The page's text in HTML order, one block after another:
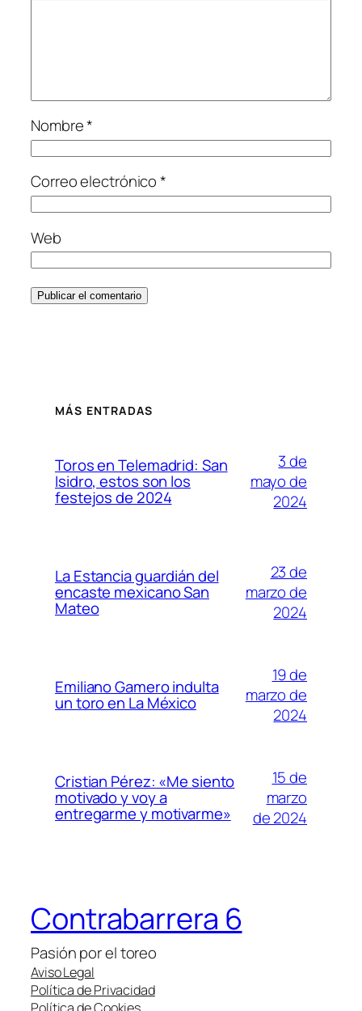
Nombre*
Correo electrónico*
Web
MÁS ENTRADAS
Toros en Telemadrid: San
Isidro, estos son los
festejos de 2024
3 de
mayo de
2024
La Estancia guardián del
encaste mexicano San
Mateo
23 de
marzo de
2024
Emiliano Gamero indulta
un toro en La México
19 de
marzo de
2024
Cristian Pérez: «Me siento
motivado y voy a
entregarme y motivarme»
15 de
marzo
de 2024
Contrabarrera 6
Pasión por el toreo
Aviso Legal
Política de Privacidad